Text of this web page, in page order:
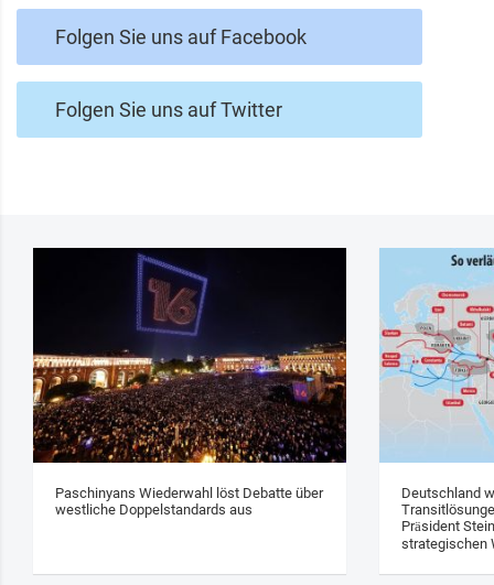
Folgen Sie uns auf Facebook
Folgen Sie uns auf Twitter
Paschinyans Wiederwahl löst Debatte über
westliche Doppelstandards aus
Deutschland
Präsident
strategischen